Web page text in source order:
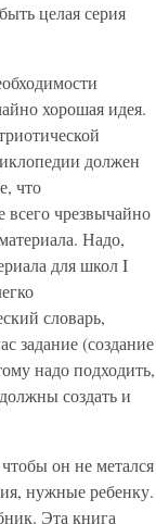
целая серия
хорошая идея.
должен
что
чрезвычайно
Надо,
для школ I
словарь,
задание (создание
надо подходить,
создать и
он не метался
нужные ребенку.
Эта книга